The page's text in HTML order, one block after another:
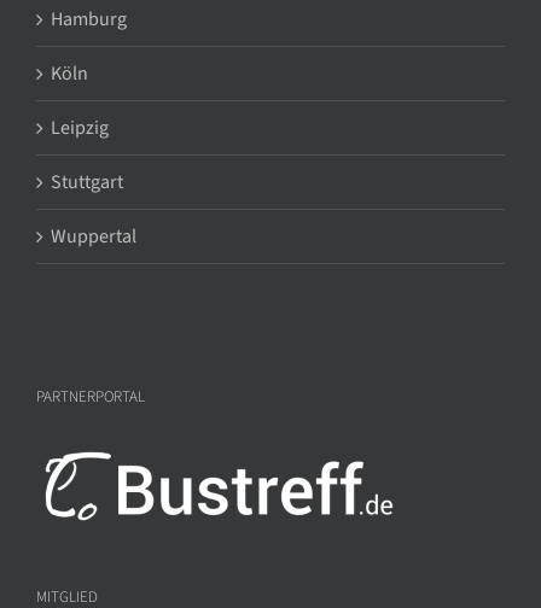
Hamburg
Köln
Leipzig
Stuttgart
Wuppertal
PARTNERPORTAL
MITGLIED